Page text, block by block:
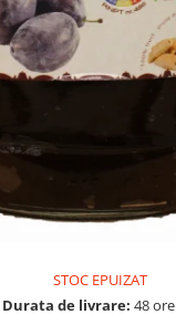
STOC EPUIZAT
Durata de livrare: 48 ore